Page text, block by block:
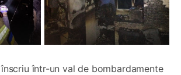
într-un val de bombardamente